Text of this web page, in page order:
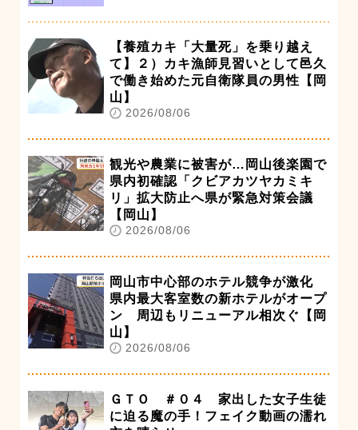
【養殖カキ「大量死」を乗り越え
て】２）カキ漁師見習いとして邑久
で働き始めた元自衛隊員の男性【岡
山】
2026/08/06
観光や農業に被害が…岡山後楽園で
県内初確認「クビアカツヤカミキ
リ」拡大防止へ県が緊急対策会議
【岡山】
2026/08/06
岡山市中心部のホテル競争が激化
県内最大客室数の新ホテルがオープ
ン 周辺もリニューアル相次ぐ【岡
山】
2026/08/06
ＧＴＯ ＃０４ 家出した女子生徒
に迫る魔の手！フェイク動画の濡れ